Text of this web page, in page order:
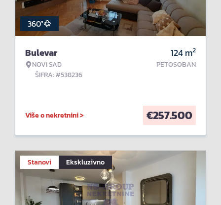
360°
Bulevar
NOVI SAD
ŠIFRA: #538236
124m2
PETOSOBAN
Više o nekretnini > €257.500
Stanovi Ekskluzivno